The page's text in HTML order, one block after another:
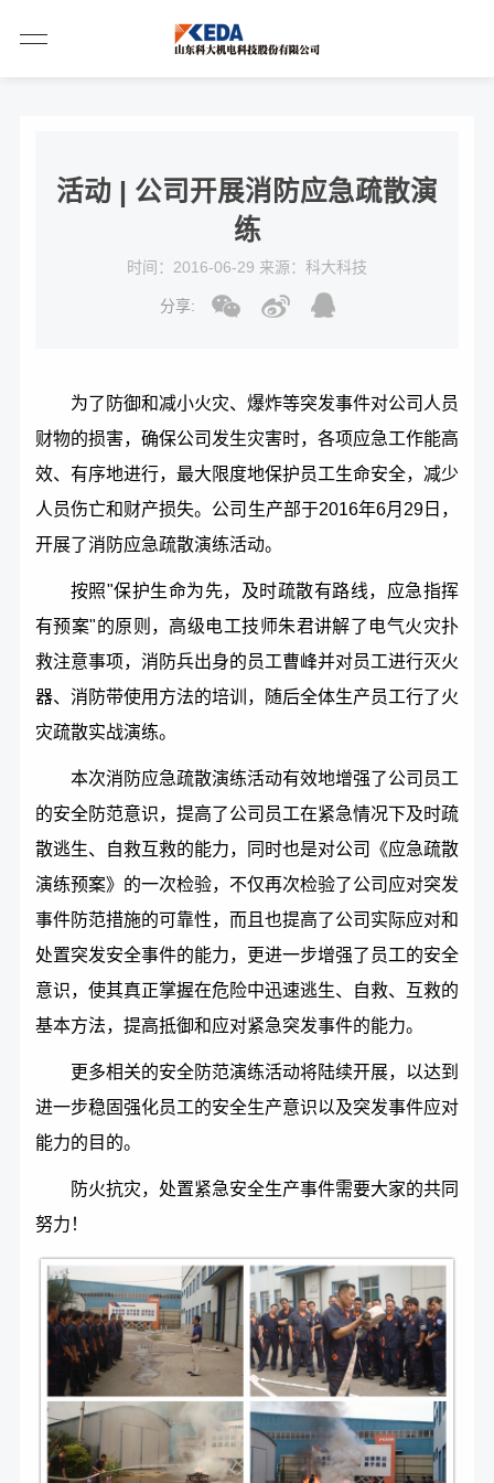
活动 | 公司开展消防应急疏散演
练
时间：2016-06-29 来源：科大科技
分享:
为了防御和减小火灾、爆炸等突发事件对公司人员
财物的损害，确保公司发生灾害时，各项应急工作能高
效、有序地进行，最大限度地保护员工生命安全，减少
人员伤亡和财产损失。公司生产部于2016年6月29日，
开展了消防应急疏散演练活动。
按照"保护生命为先，及时疏散有路线，应急指挥
有预案"的原则，高级电工技师朱君讲解了电气火灾扑
救注意事项，消防兵出身的员工曹峰并对员工进行灭火
器、消防带使用方法的培训，随后全体生产员工行了火
灾疏散实战演练。
本次消防应急疏散演练活动有效地增强了公司员工
的安全防范意识，提高了公司员工在紧急情况下及时疏
散逃生、自救互救的能力，同时也是对公司《应急疏散
演练预案》的一次检验，不仅再次检验了公司应对突发
事件防范措施的可靠性，而且也提高了公司实际应对和
处置突发安全事件的能力，更进一步增强了员工的安全
意识，使其真正掌握在危险中迅速逃生、自救、互救的
基本方法，提高抵御和应对紧急突发事件的能力。
更多相关的安全防范演练活动将陆续开展，以达到
进一步稳固强化员工的安全生产意识以及突发事件应对
能力的目的。
防火抗灾，处置紧急安全生产事件需要大家的共同
努力！